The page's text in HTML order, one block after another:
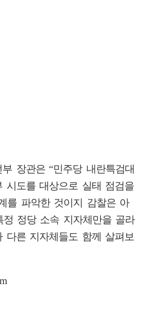
장관은 “민주당 내란특검대
시도를 대상으로 실태 점검을
를 파악한 것이지 감찰은 아
정 정당 소속 지자체만을 골라
다른 지자체들도 함께 살펴보